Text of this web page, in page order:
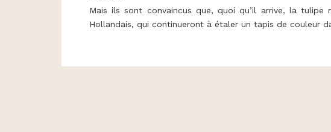
Mais ils sont convaincus que, quoi qu’il arrive, la
Hollandais, qui continueront à étaler un tapis de couleur